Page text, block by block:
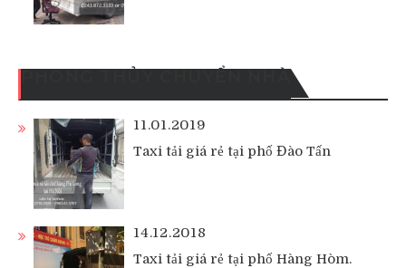
11.01.2019
Taxi tải giá rẻ tại phố Đào Tấn
14.12.2018
Taxi tải giá rẻ tại phố Hàng Hòm.